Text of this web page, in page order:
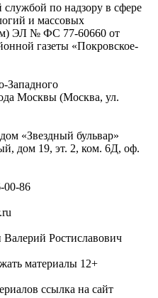
службой по надзору в сфере
и массовых
ЭЛ № ФС 77-60660 от
газеты «Покровское-
Западного
Москвы (Москва, ул.
«Звездный бульвар»
дом 19, эт. 2, ком. 6Д, оф.
00-86
Ростиславович
материалы 12+
ссылка на сайт